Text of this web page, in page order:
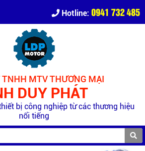
Hotline: 0941 732 485
TNHH MTV THƯƠNG MẠI
DUY PHÁT
bị công nghiệp từ các thương hiệu
nổi tiếng